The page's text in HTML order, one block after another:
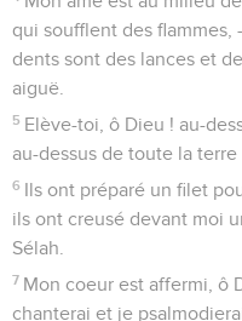
Seuls les Évangiles sont
Mon Dieu, délivre-
veulent
Est-ce que vraiment la
qui est juste ? Vous, fils
droiture ?
2 Bien plutôt, dans le
dans le pays, vous pesez
Les méchants se sont